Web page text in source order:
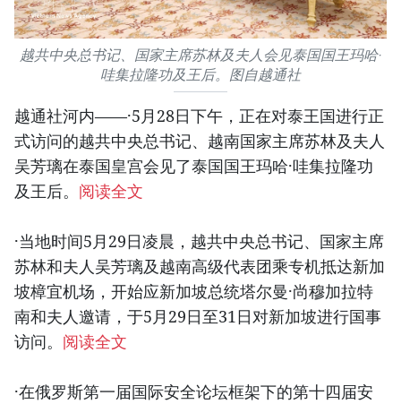
越共中央总书记、国家主席苏林及夫人会见泰国国王玛哈·
哇集拉隆功及王后。图自越通社
越通社河内——·5月28日下午，正在对泰王国进行正
式访问的越共中央总书记、越南国家主席苏林及夫人
吴芳璃在泰国皇宫会见了泰国国王玛哈·哇集拉隆功
及王后。 阅读全文
·当地时间5月29日凌晨，越共中央总书记、国家主席
苏林和夫人吴芳璃及越南高级代表团乘专机抵达新加
坡樟宜机场，开始应新加坡总统塔尔曼·尚穆加拉特
南和夫人邀请，于5月29日至31日对新加坡进行国事
访问。 阅读全文
·在俄罗斯第一届国际安全论坛框架下的第十四届安